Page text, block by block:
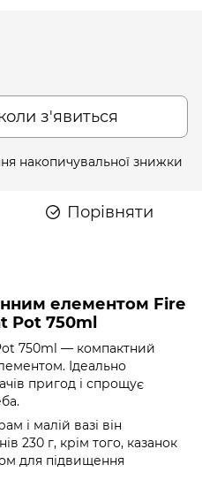
з'явиться
накопичувальної знижки
Порівняти
елементом Fire
Pot 750ml
750ml — компактний
Ідеально
пригод і спрощує
і малій вазі він
230 г, крім того, казанок
для підвищення